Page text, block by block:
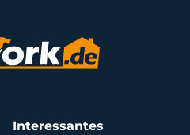
Interessantes